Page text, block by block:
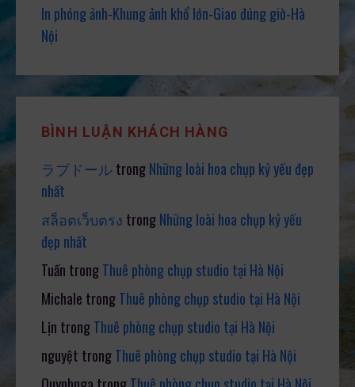
In phóng ảnh-Khung ảnh khổ lớn-Giao đúng giờ-Hà
Nội
BÌNH LUẬN KHÁCH HÀNG
ラブドールtrongNhững loài hoa chụp kỷ yếu đẹp
nhất
สล็อตเว็บตรง trongNhững loài hoa chụp kỷ yếu
đẹp nhất
Tuấn trongThuê phòng chụp studio tại Hà Nội
Michale trongThuê phòng chụp studio tại Hà Nội
Lịn trongThuê phòng chụp studio tại Hà Nội
nguyệt trongThuê phòng chụp studio tại Hà Nội